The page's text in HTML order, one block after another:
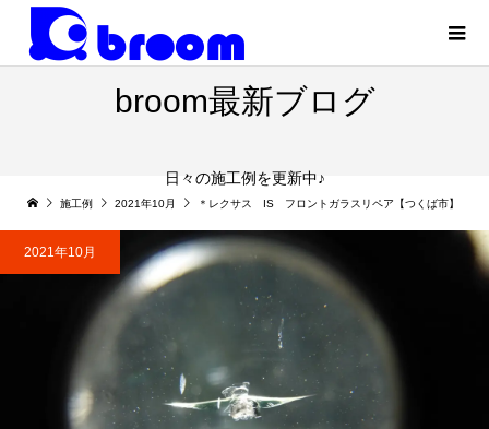
broom最新ブログ
日々の施工例を更新中♪
施工例 2021年10月 ＊レクサス IS フロントガラスリペア【つくば市】
2021年10月